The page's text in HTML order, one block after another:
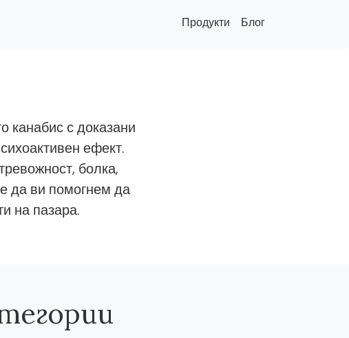
Продукти Блог
канабис с доказани
ефект.
болка,
да ви помогнем да
на пазара.